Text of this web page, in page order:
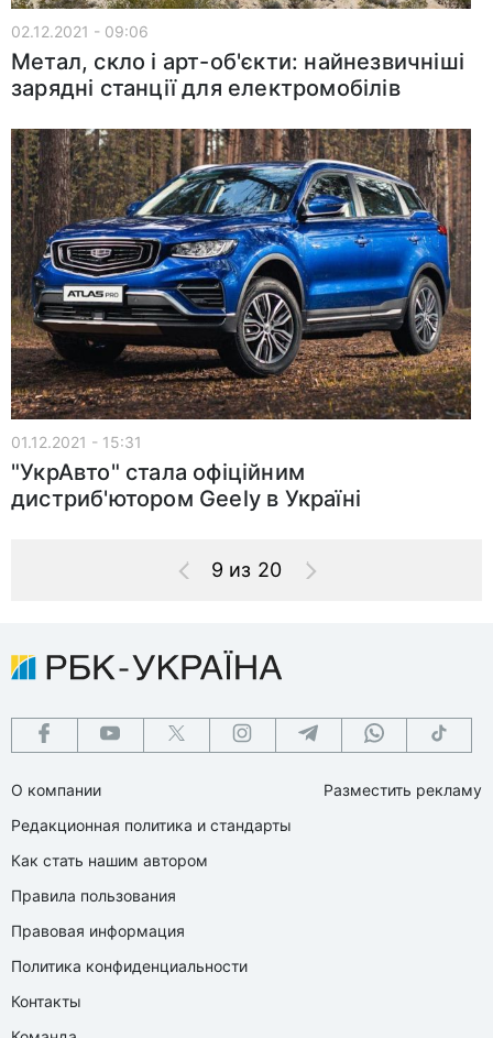
02.12.2021 - 09:06
Метал, скло і арт-об'єкти: найнезвичніші
зарядні станції для електромобілів
01.12.2021 - 15:31
"УкрАвто" стала офіційним
дистриб'ютором Geely в Україні
9 из 20
О компании
Редакционная политика и стандарты
Как стать нашим автором
Правила пользования
Правовая информация
Политика конфиденциальности
Контакты
Разместить рекламу